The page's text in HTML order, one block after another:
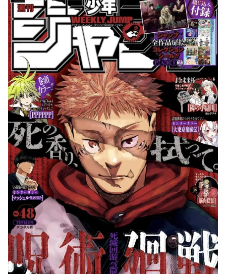
主導…JAXAの衛星「あらせ」
が観測！
舌を絡ませて、唾液交換して
── ちゅっちゅしながらの濃厚
エッ画像♪
海外「日本よ、お前がナンバ
ーワンだ」 熊本地震直後の日
本の対応のスピードに世界が衝
撃
【画像】顔100点、体30点の
女ｗｗｗ
Powered by livedoor 相互RSS
大韓サッカー協会前代未聞の不
祥事を詳細に報道！」→「国際
的スキャンダルに発展してしま
う‥」
韓国人「我が国がクウェート
戦で行った審判買収が本当に深
刻である理由がこちら…」
→「これはダメなやつ…（ﾌﾞﾙ
ﾌﾞﾙ」＝韓国の反応
中国人「サッカーW杯の日本
戦で、何回も映っていたこの女
性は一体誰？」 中国人「なん
という上品さ」「どう見ても一
般人ではない」
韓国人「“韓国サッカー”性接
待の試合結果をご覧ください」
→「マッサージ効果は間違いな
いねｗ」「これが本当のベッド
サッカーだ」